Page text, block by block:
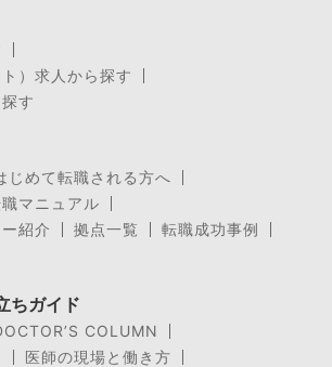
）求人から探す
す
じめて転職される方へ
マニュアル
紹介
拠点一覧
転職成功事例
ちガイド
COLUMN
医師の現場と働き方